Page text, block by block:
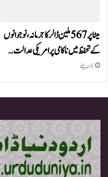
میٹا پر 567 ملین ڈالر کا جرمانہ، نوجوانوں
کے تحفظ میں ناکامی پر امریکی عدالت…
1 دن پہلے